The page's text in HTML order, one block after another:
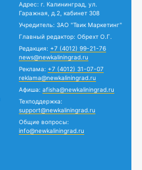
Адрес: г. Калининград, ул.
Гаражная, д.2, кабинет 308
Учредитель: ЗАО "Твик Маркетинг"
Главный редактор: Обрехт О.Г.
Редакция: +7 (4012) 99-21-76
news@newkaliningrad.ru
Реклама: +7 (4012) 31-07-07
reklama@newkaliningrad.ru
Афиша: afisha@newkaliningrad.ru
Техподдержка:
support@newkaliningrad.ru
Общие вопросы:
info@newkaliningrad.ru